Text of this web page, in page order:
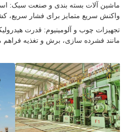
آلات بسته بندی و صنعت سبک: استفاده
سریع متمایز برای فشار سریع، کشیدن
چوب و آلومینیوم: قدرت هیدرولیکی
فشرده سازی، برش و تغذیه فراهم می